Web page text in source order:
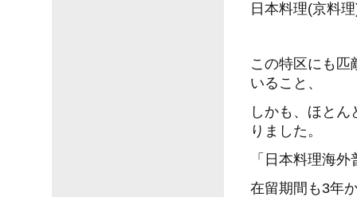
日本料理(京料
この特区にも匹
いること、
しかも、ほと
りました。
「日本料理海
在留期間も3年